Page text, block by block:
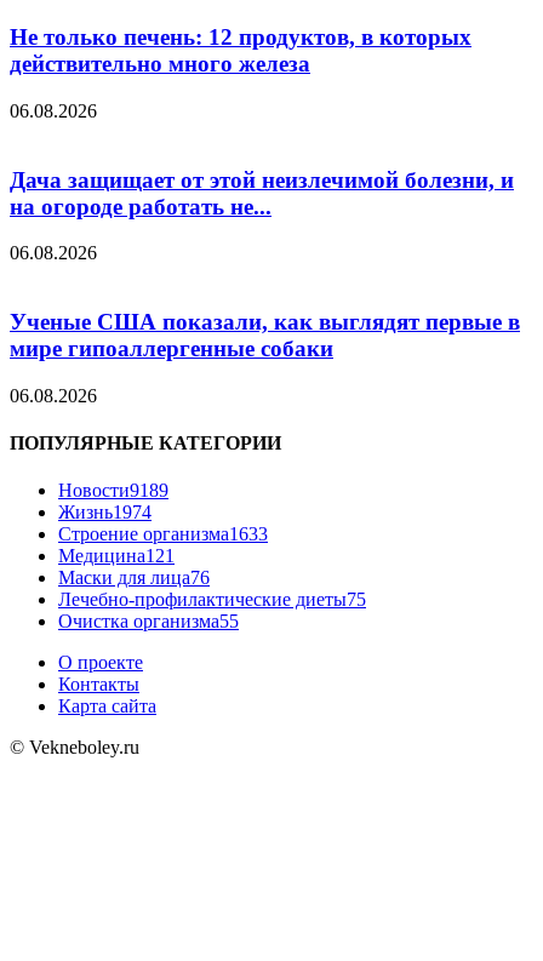
Не только печень: 12 продуктов, в которых
действительно много железа
06.08.2026
Дача защищает от этой неизлечимой болезни, и
на огороде работать не...
06.08.2026
Ученые США показали, как выглядят первые в
мире гипоаллергенные собаки
06.08.2026
ПОПУЛЯРНЫЕ КАТЕГОРИИ
Новости9189
Жизнь1974
Строение организма1633
Медицина121
Маски для лица76
Лечебно-профилактические диеты75
Очистка организма55
О проекте
Контакты
Карта сайта
© Vekneboley.ru